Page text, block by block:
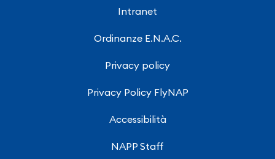
Intranet
Ordinanze E.N.A.C.
Privacy policy
Privacy Policy FlyNAP
Accessibilità
NAPP Staff